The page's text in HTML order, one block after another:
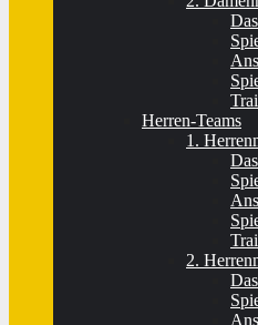
Herren-Teams
1.
2.